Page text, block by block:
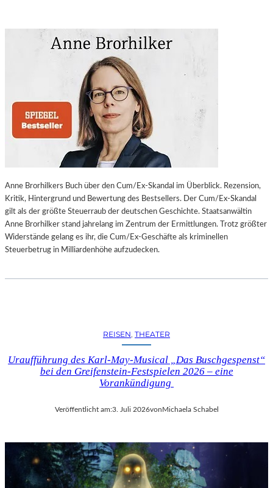
Anne Brorhilkers Buch über den Cum/Ex-Skandal im Überblick. Rezension,
Kritik, Hintergrund und Bewertung des Bestsellers. Der Cum/Ex-Skandal
gilt als der größte Steuerraub der deutschen Geschichte. Staatsanwältin
Anne Brorhilker stand jahrelang im Zentrum der Ermittlungen. Trotz größter
Widerstände gelang es ihr, die Cum/Ex-Geschäfte als kriminellen
Steuerbetrug in Milliardenhöhe aufzudecken.
REISEN, THEATER
Uraufführung des Karl-May-Musical „Das Buschgespenst“
bei den Greifenstein-Festspielen 2026 – eine
Vorankündigung
Veröffentlicht am:3. Juli 2026vonMichaela Schabel